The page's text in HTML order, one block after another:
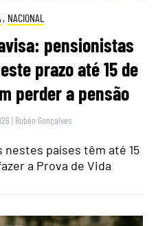
, NACIONAL
pensionistas
prazo até 15 de
perder a pensão
| Rubén Gonçalves
países têm até 15
a Prova de Vida